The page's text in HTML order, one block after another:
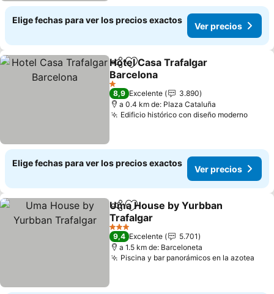
Elige fechas para ver los precios exactos
Ver precios
CompartirAgregar a favoritos
Hotel Casa Trafalgar
Barcelona
1 Estrellas
8,9 Excelente
3.890
a 0.4 km de: Plaza Cataluña
Edificio histórico con diseño moderno
Elige fechas para ver los precios exactos
Ver precios
CompartirAgregar a favoritos
Uma House by Yurbban
Trafalgar
3 Estrellas
9,4 Excelente
5.701
a 1.5 km de: Barceloneta
Piscina y bar panorámicos en la azotea